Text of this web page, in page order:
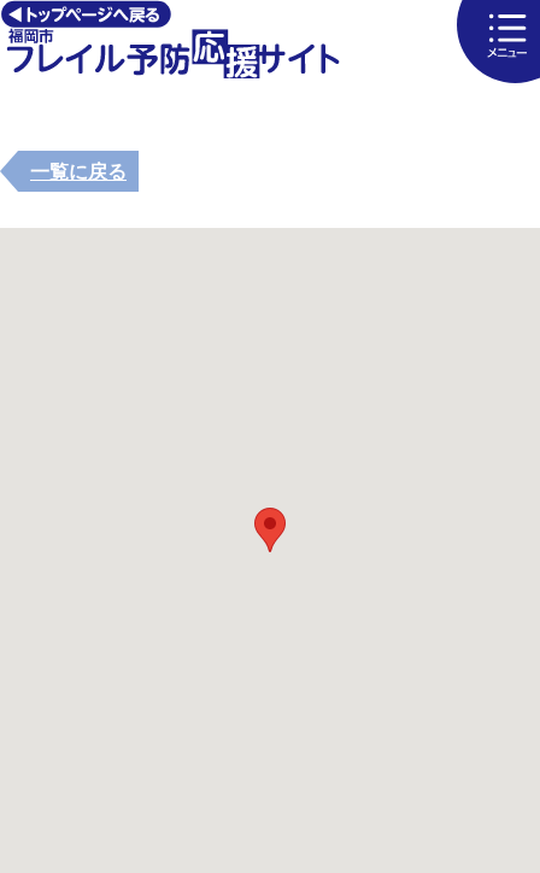
一覧に戻る